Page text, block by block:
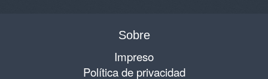
Sobre
Impreso
Política de privacidad